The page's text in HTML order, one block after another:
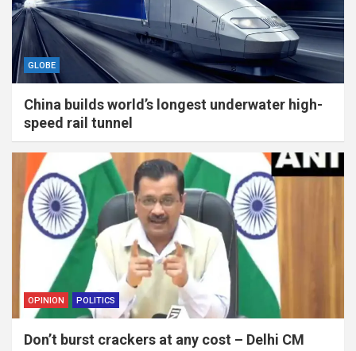
GLOBE
China builds world’s longest underwater high-
speed rail tunnel
OPINION POLITICS
Don’t burst crackers at any cost – Delhi CM